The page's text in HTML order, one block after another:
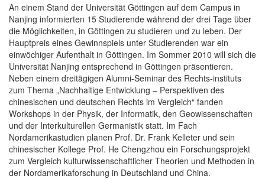
An einem Stand der Universität Göttingen auf dem Campus in
Nanjing informierten 15 Studierende während der drei Tage über
die Möglichkeiten, in Göttingen zu studieren und zu leben. Der
Hauptpreis eines Gewinnspiels unter Studierenden war ein
einwöchiger Aufenthalt in Göttingen. Im Sommer 2010 will sich die
Universität Nanjing entsprechend in Göttingen präsentieren.
Neben einem dreitägigen Alumni-Seminar des Rechts-instituts
zum Thema „Nachhaltige Entwicklung – Perspektiven des
chinesischen und deutschen Rechts im Vergleich“ fanden
Workshops in der Physik, der Informatik, den Geowissenschaften
und der Interkulturellen Germanistik statt. Im Fach
Nordamerikastudien planen Prof. Dr. Frank Kelleter und sein
chinesischer Kollege Prof. He Chengzhou ein Forschungsprojekt
zum Vergleich kulturwissenschaftlicher Theorien und Methoden in
der Nordamerikaforschung in Deutschland und China.